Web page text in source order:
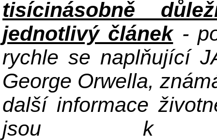
tisícinásobně
jednotlivý článek-
rychle se naplňující
George Orwella,
další informace
jsou k